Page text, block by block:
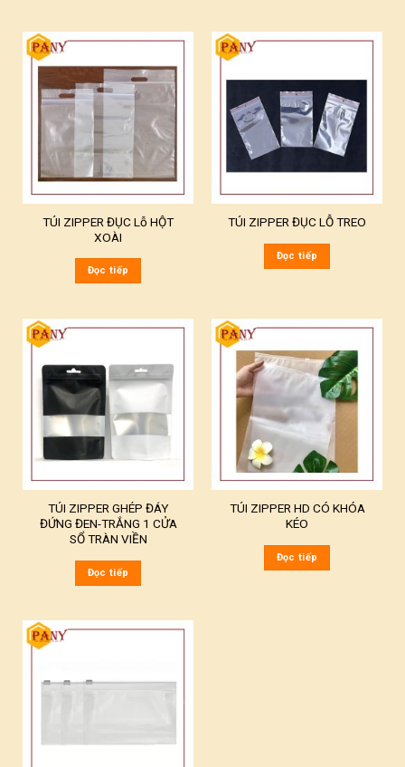
TÚI ZIPPER ĐỤC Lỗ HỘT
XOÀI
Đọc tiếp
TÚI ZIPPER ĐỤC LỖ TREO
Đọc tiếp
TÚI ZIPPER GHÉP ĐÁY
ĐỨNG ĐEN-TRẮNG 1 CỬA
SỔ TRÀN VIỀN
Đọc tiếp
TÚI ZIPPER HD CÓ KHÓA
KÉO
Đọc tiếp